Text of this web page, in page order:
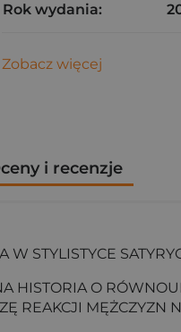
Rok wydania:
Zobacz więcej
i recenzje
STYLISTYCE
HISTORIA O
REAKCJI MĘŻCZYZN